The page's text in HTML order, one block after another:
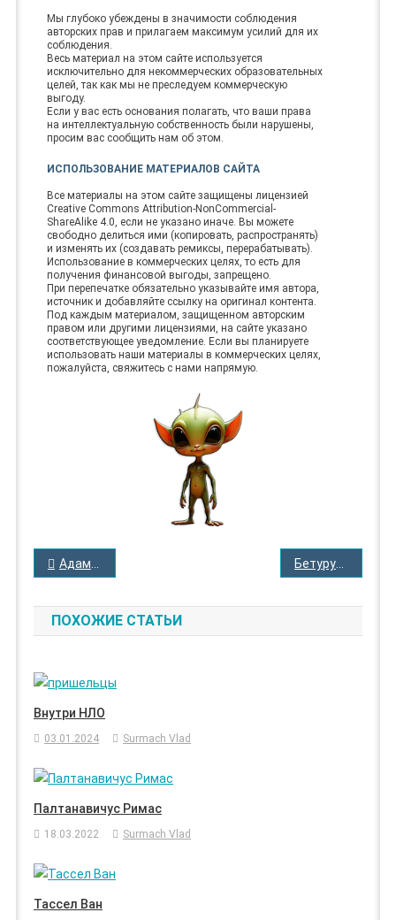
Мы глубоко убеждены в значимости соблюдения
авторских прав и прилагаем максимум усилий для их
соблюдения.
Весь материал на этом сайте используется
исключительно для некоммерческих образовательных
целей, так как мы не преследуем коммерческую
выгоду.
Если у вас есть основания полагать, что ваши права
на интеллектуальную собственность были нарушены,
просим вас сообщить нам об этом.
ИСПОЛЬЗОВАНИЕ МАТЕРИАЛОВ САЙТА
Все материалы на этом сайте защищены лицензией
Creative Commons Attribution-NonCommercial-
ShareAlike 4.0, если не указано иначе. Вы можете
свободно делиться ими (копировать, распространять)
и изменять их (создавать ремиксы, перерабатывать).
Использование в коммерческих целях, то есть для
получения финансовой выгоды, запрещено.
При перепечатке обязательно указывайте имя автора,
источник и добавляйте ссылку на оригинал контента.
Под каждым материалом, защищенном авторским
правом или другими лицензиями, на сайте указано
соответствующее уведомление. Если вы планируете
использовать наши материалы в коммерческих целях,
пожалуйста, свяжитесь с нами напрямую.
НАВИГАЦИЯ
ПО
Адамски Джордж Бетурум Трумен
ПОХОЖИЕ СТАТЬИ
Внутри НЛО
03.01.2024 Surmach Vlad
Палтанавичус Римас
18.03.2022 Surmach Vlad
Тассел Ван